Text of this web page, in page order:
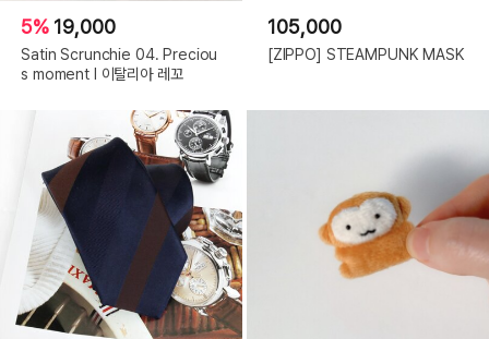
5% 19,000
Satin Scrunchie 04. Preciou
s moment l 이탈리아 레꼬
105,000
[ZIPPO] STEAMPUNK MASK